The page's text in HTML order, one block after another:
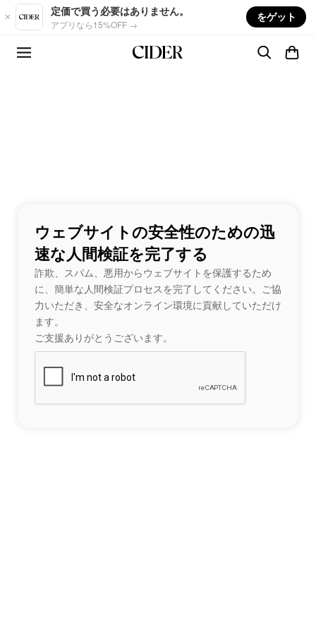
Skip to main content
定価で買う必要はありません。
アプリなら15%OFF →
をゲット
ウェブサイトの安全性のための迅
速な人間検証を完了する
詐欺、スパム、悪用からウェブサイトを保護するため
に、簡単な人間検証プロセスを完了してください。ご協
力いただき、安全なオンライン環境に貢献していただけ
ます。
ご支援ありがとうございます。